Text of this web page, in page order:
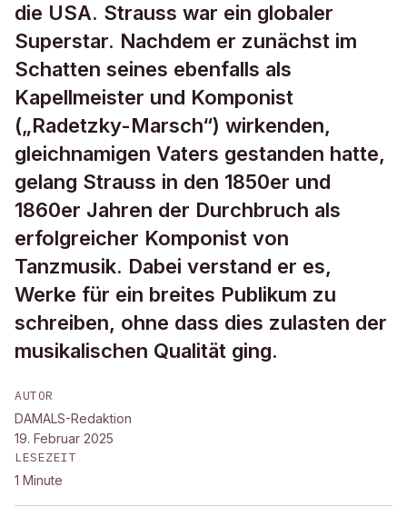
die USA. Strauss war ein globaler
Superstar. Nachdem er zunächst im
Schatten seines ebenfalls als
Kapellmeister und Komponist
(„Radetzky-Marsch“) wirkenden,
gleichnamigen Vaters gestanden hatte,
gelang Strauss in den 1850er und
1860er Jahren der Durchbruch als
erfolgreicher Komponist von
Tanzmusik. Dabei verstand er es,
Werke für ein breites Publikum zu
schreiben, ohne dass dies zulasten der
musikalischen Qualität ging.
AUTOR
DAMALS-Redaktion
19. Februar 2025
LESEZEIT
1 Minute